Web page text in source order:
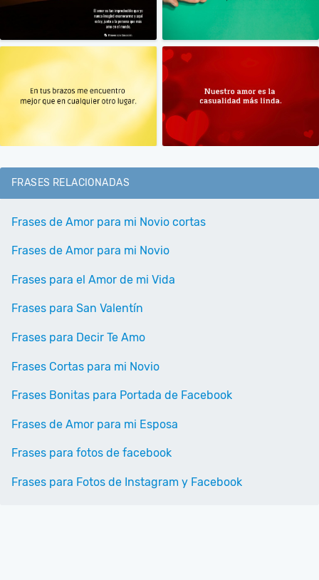
FRASES RELACIONADAS
Frases de Amor para mi Novio cortas
Frases de Amor para mi Novio
Frases para el Amor de mi Vida
Frases para San Valentín
Frases para Decir Te Amo
Frases Cortas para mi Novio
Frases Bonitas para Portada de Facebook
Frases de Amor para mi Esposa
Frases para fotos de facebook
Frases para Fotos de Instagram y Facebook